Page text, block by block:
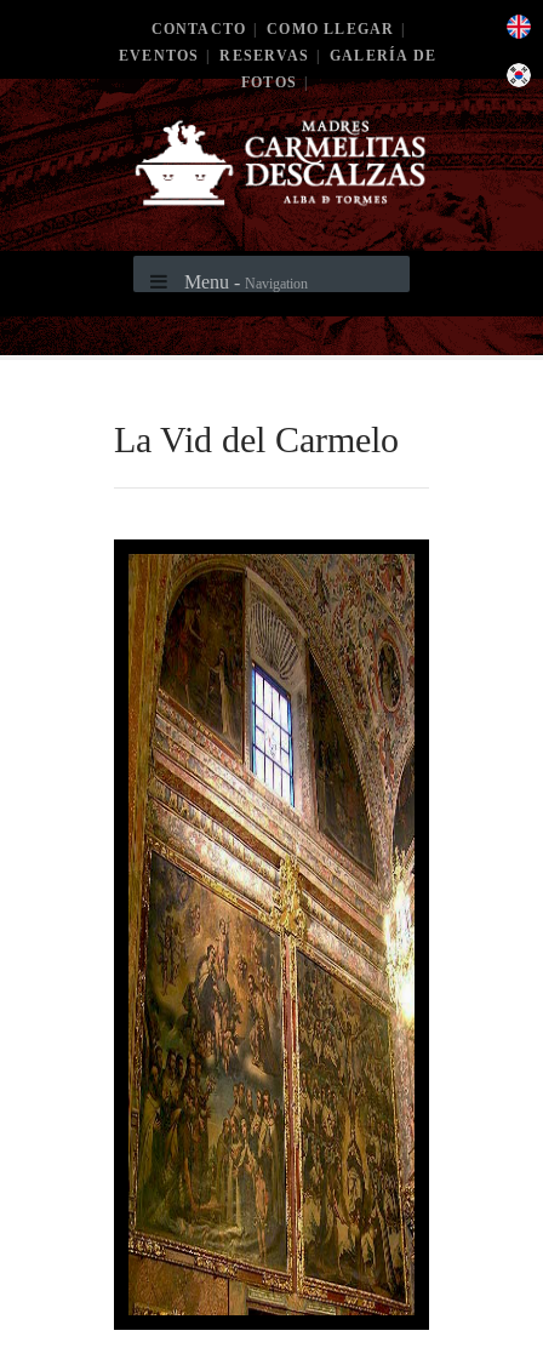
CONTACTO COMO LLEGAR
EVENTOS
RESERVAS
GALERÍA DE
FOTOS
Menu - Navigation
La Vid del Carmelo